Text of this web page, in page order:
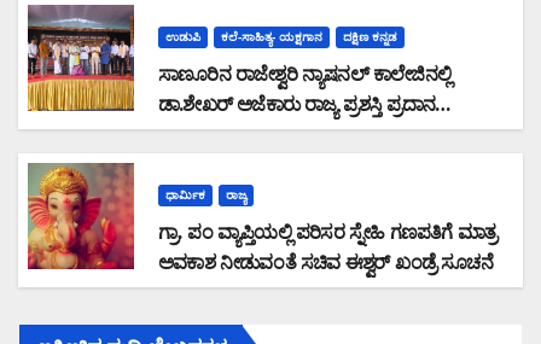
ಉಡುಪಿ ಕಲೆ-ಸಾಹಿತ್ಯ- ಯಕ್ಷಗಾನ ದಕ್ಷಿಣ ಕನ್ನಡ
ಸಾಣೂರಿನ ರಾಜೇಶ್ವರಿ ನ್ಯಾಷನಲ್ ಕಾಲೇಜಿನಲ್ಲಿ
ಡಾ.ಶೇಖರ್ ಅಜೆಕಾರು ರಾಜ್ಯ ಪ್ರಶಸ್ತಿ ಪ್ರದಾನ
ಸಮಾರಂಭ: ಶೇಖರ್ ಅಜೆಕಾರು ತನ್ನ ಬದುಕನ್ನೇ
ಆಳ್ವಾಸ್ ಶಿಕ್ಷಣ ಪ್ರತಿಷ್ಠಾನದ ಅಧ್ಯಕ್ಷ ಡಾ . ಮೋಹನ್
ಆಳ್ವ
ಧಾರ್ಮಿಕ ರಾಜ್ಯ
ಗ್ರಾ. ಪಂ ವ್ಯಾಪ್ತಿಯಲ್ಲಿ ಪರಿಸರ ಸ್ನೇಹಿ ಗಣಪತಿಗೆ ಮಾತ್ರ
ಅವಕಾಶ ನೀಡುವಂತೆ ಸಚಿವ ಈಶ್ವರ್ ಖಂಡ್ರೆ ಸೂಚನೆ